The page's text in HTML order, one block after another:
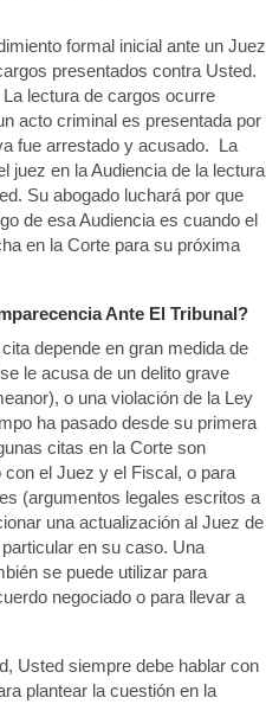
formal inicial ante un Juez
presentados contra Usted.
lectura de cargos ocurre
acto criminal es presentada por
fue arrestado y acusado. La
juez en la Audiencia de la lectura
Su abogado luchará por que
de esa Audiencia es cuando el
en la Corte para su próxima
Ante El Tribunal?
depende en gran medida de
le acusa de un delito grave
o una violación de la Ley
ha pasado desde su primera
citas en la Corte son
el Juez y el Fiscal, o para
(argumentos legales escritos a
una actualización al Juez de
en su caso. Una
se puede utilizar para
negociado o para llevar a
Usted siempre debe hablar con
plantear la cuestión en la